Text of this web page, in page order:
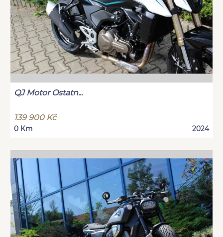
QJ Motor Ostatn...
139 900 Kč
0 Km 2024